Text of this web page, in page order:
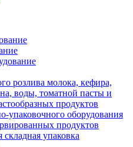
розлива молока, кефира,
воды, томатной пасты и
продуктов
упаковочного оборудования
продуктов
упаковка